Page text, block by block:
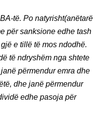
të. Po natyrisht(anëtarë
për sanksione edhe tash
e tillë të mos ndodhë.
të ndryshëm nga shtete
përmendur emra dhe
dhe janë përmendur
edhe pasoja për